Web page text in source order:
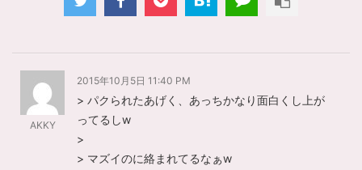
AKKY
2015年10月5日 11:40 PM
> パクられたあげく、あっちかなり面白くし上が
ってるしw
>
> マズイのに絡まれてるなぁw